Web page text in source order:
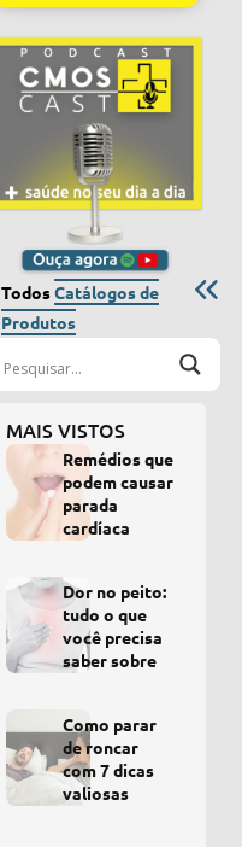
TodosCatálogos de
Produtos
MAIS VISTOS
Remédios que
podem causar
parada
cardíaca
Dor no peito:
tudo o que
você precisa
saber sobre
Como parar
de roncar
com 7 dicas
valiosas